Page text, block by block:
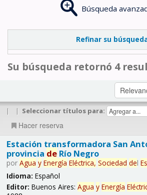
Búsqueda
Refinar su
Su búsqueda retornó 4
| | Seleccionar títulos para:
Hacer reserva
Estación transformadora San
provincia deRío Negro
por Agua y Energía Eléctrica, Sociedad del
Idioma: Español
Editor: Buenos Aires: Agua y Energía